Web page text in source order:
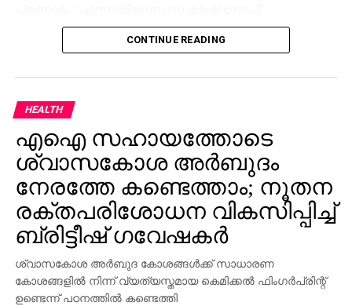
നവോത്ഥാന ചരിത്രം വികലമാക്കാനുള്ള ശ്രമം
മുജാഹിദുകള്‍ ഒറ്റക്കെട്ടായി തടയും
ഫേസ്ബുക്കില്‍ കുറിച്ചത്.
ശ്രീനിവാസനുമായുള്ള ആത്മബന്ധം ഓര്‍ത്തെടുത്തു.
രണ്ടാഴ്ചയ്‌ക്കൊരിക്കല്‍ ശ്രീനിവാസെന്റ വീട്ടില്‍
എത്താറുണ്ടായിരുന്നുവെന്നും, കാലിന് ശസ്ത്രക്രിയ
കഴിഞ്ഞ് വാക്കറിന്റെ സഹായത്തോടെ
നടക്കുകയായിരുന്നെങ്കിലും തിരിച്ചുവരുമെന്ന പ്രതീക്ഷ
അദ്ദേഹത്തിനുണ്ടായിരുന്നുവെന്നും സത്യന്‍
അന്തിക്കാട് പറഞ്ഞു. തെരഞ്ഞെടുപ്പ് കാലത്ത് ‘
സന്ദേശം ‘ എന്ന സിനിമയുടെ ഇന്നത്തെ പ്രസക്തിയെ
കുറിച്ച് ഇരുവരും ചര്‍ച്ച ചെയ്തിരുന്നുവെന്നും അദ്ദേഹം
വ്യക്തമാക്കി. മാധ്യമങ്ങളോട് സംസാരിക്കുന്നതിനിടെ
വാക്കുകള്‍ പൂര്‍ത്തിയാക്കാനാവാതെ സത്യന്‍
അന്തിക്കാട് വികാരാധീനനായി.
CONTINUE READING
HEALTH
എഐ സഹായത്തോടെ
ശ്വാസകോശ അര്‍ബുദം
നേരത്തേ കണ്ടെത്താം; നൂതന
രക്തപരിശോധന വികസിപ്പിച്ച്
ബ്രിട്ടീഷ് ഗവേഷകര്‍
ശ്വാസകോശ അര്‍ബുദ കോശങ്ങള്‍ക്ക് സാധാരണ
കോശങ്ങളില്‍ നിന്ന് വ്യത്യസ്തമായ കെമിക്കല്‍ ഫിംഗര്‍പ്രിന്റ്
ഉണ്ടെന്ന് പഠനത്തില്‍ കണ്ടെത്തി